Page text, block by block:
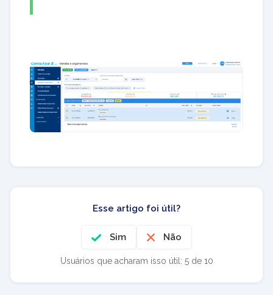
Esse artigo foi útil?
Sim Não
Usuários que acharam isso útil: 5 de 10